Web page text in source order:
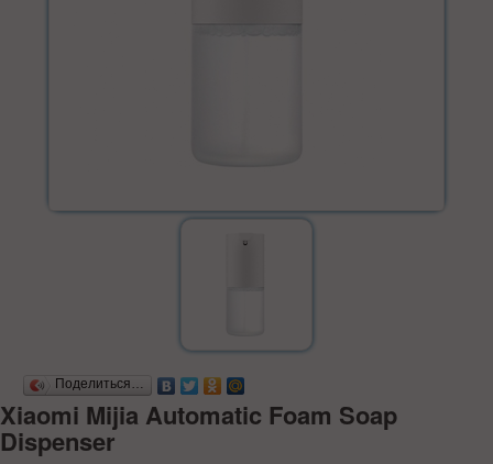
Поделиться…
Xiaomi Mijia Automatic Foam Soap
Dispenser